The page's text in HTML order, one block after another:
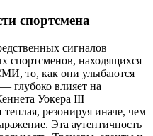
спортсмена
сигналов
спортсменов, находящихся
то, как они улыбаются
глубоко влияет на
Уокера III
резонируя иначе, чем
Эта аутентичность